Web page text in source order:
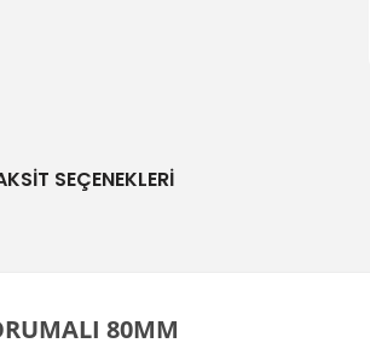
SEÇENEKLERI
80MM